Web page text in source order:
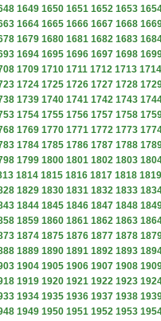
1649 1650 1651 1652 1653
1664 1665 1666 1667 1668
1679 1680 1681 1682 1683
1694 1695 1696 1697 1698
1709 1710 1711 1712 1713 1714
1724 1725 1726 1727 1728
1739 1740 1741 1742 1743
1754 1755 1756 1757 1758
1769 1770 1771 1772 1773
1784 1785 1786 1787 1788
1799 1800 1801 1802 1803
1814 1815 1816 1817 1818 1819
1829 1830 1831 1832 1833
1844 1845 1846 1847 1848
1859 1860 1861 1862 1863
1874 1875 1876 1877 1878
1889 1890 1891 1892 1893
1904 1905 1906 1907 1908
1919 1920 1921 1922 1923
1934 1935 1936 1937 1938
1949 1950 1951 1952 1953